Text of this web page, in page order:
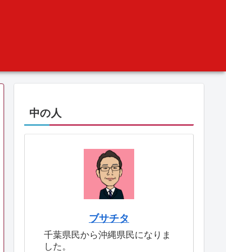
中の人
ブサチタ
千葉県民から沖縄県民になりま
した。